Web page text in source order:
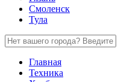
Смоленск
Тула
Главная
Техника